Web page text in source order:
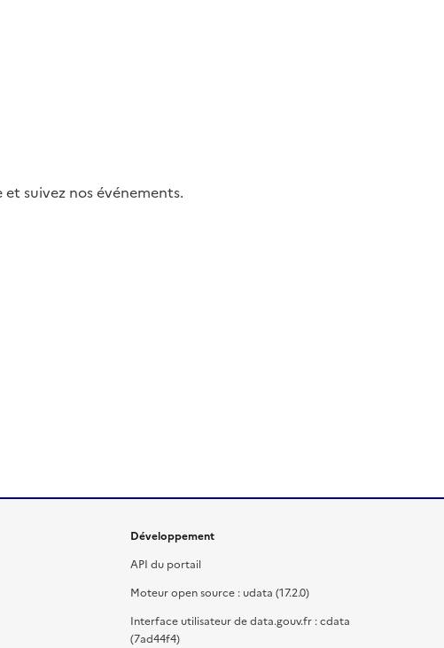
suivez nos événements.
Développement
API du portail
Moteur open source : udata (17.2.0)
Interface utilisateur de data.gouv.fr : cdata
(7ad44f4)